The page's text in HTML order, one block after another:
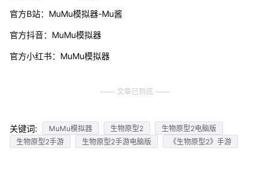
官方B站：MuMu模拟器-Mu酱
官方抖音：MuMu模拟器
官方小红书：MuMu模拟器
文章已到底
关键词: MuMu模拟器 生物原型2
生物原型2电脑版
生物原型2手游
生物原型2手游电脑版 《生物原型2》手游